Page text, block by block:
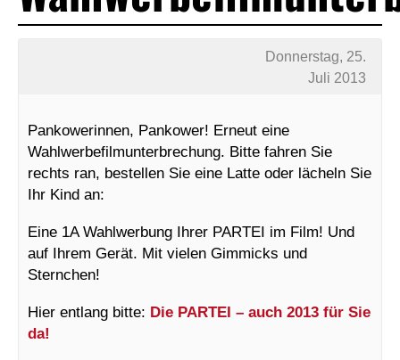
Donnerstag, 25.
Juli 2013
Pankowerinnen, Pankower! Erneut eine
Wahlwerbefilmunterbrechung. Bitte fahren Sie
rechts ran, bestellen Sie eine Latte oder lächeln Sie
Ihr Kind an:
Eine 1A Wahlwerbung Ihrer PARTEI im Film! Und
auf Ihrem Gerät. Mit vielen Gimmicks und
Sternchen!
Hier entlang bitte: Die PARTEI – auch 2013 für Sie
da!